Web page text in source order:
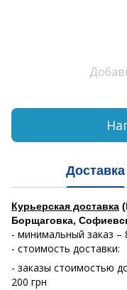
Доставка
Курьерская доставка
Борщаговка,
- минимальный заказ –
- стоимость доставки:
- заказы стоимостью
200 грн